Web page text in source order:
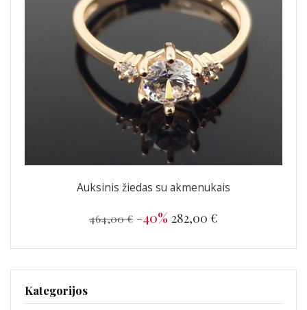
Auksinis žiedas su akmenukais
464,00 € -40% 282,00 €
Kategorijos